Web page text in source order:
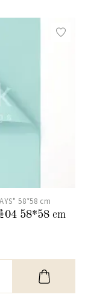
58*58 cm
58*58 cm